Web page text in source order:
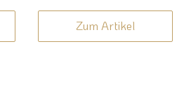
Zum Artikel